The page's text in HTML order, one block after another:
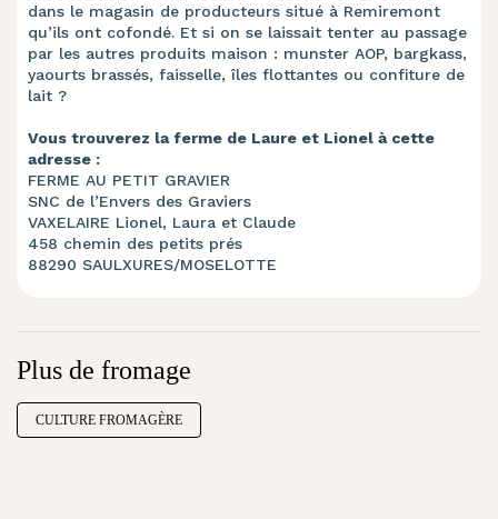
dans le magasin de producteurs situé à Remiremont
qu’ils ont cofondé. Et si on se laissait tenter au passage
par les autres produits maison : munster AOP, bargkass,
yaourts brassés, faisselle, îles flottantes ou confiture de
lait ?
Vous trouverez la ferme de Laure et Lionel à cette
adresse :
FERME AU PETIT GRAVIER
SNC de l’Envers des Graviers
VAXELAIRE Lionel, Laura et Claude
458 chemin des petits prés
88290 SAULXURES/MOSELOTTE
Plus de fromage
CULTURE FROMAGÈRE